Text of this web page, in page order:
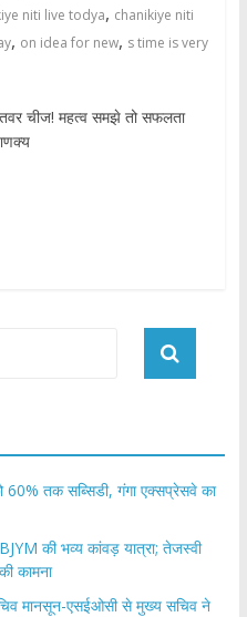
niti live todya, chanikiye niti
, on idea for new, s time is very
चीज! महत्व समझे तो सफलता
60% तक सब्सिडी, गंगा एक्सप्रेसवे का
की भव्य कांवड़ यात्रा; तेजस्वी
कामना
मानसून-एसईओसी से मुख्य सचिव ने